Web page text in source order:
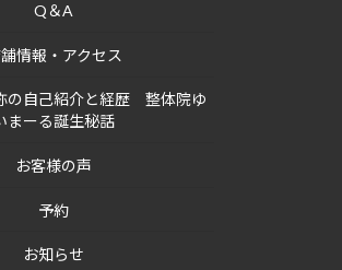
Q＆A
情報・アクセス
自己紹介と経歴 整体院ゆ
まーる誕生秘話
お客様の声
予約
お知らせ